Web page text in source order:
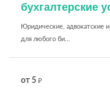
бухгалтерские
Юридические, адвокатские
для любого би...
от 5 ₽